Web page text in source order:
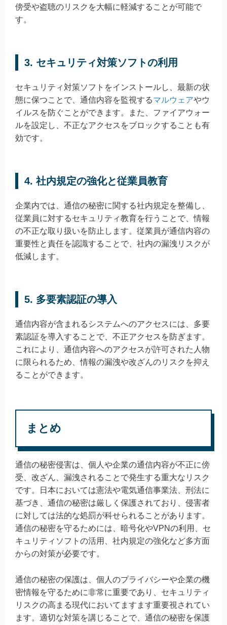
傍受や盗聴のリスクを大幅に軽減することが可能で
す。
3. セキュリティ対策ソフトの利用
セキュリティ対策ソフトをインストールし、最新の状
態に保つことで、通信内容を監視するマルウェアやウ
イルスを防ぐことができます。また、ファイアウォー
ルを設定し、不正なアクセスをブロックすることも有
効です。
4. 社内規定の強化と従業員教育
企業内では、通信の秘密に関する社内規定を整備し、
従業員に対するセキュリティ教育を行うことで、情報
の不正な取り扱いを防止します。従業員が通信内容の
重要性と責任を認識することで、社内の漏洩リスクが
低減します。
5. 多要素認証の導入
通信内容が含まれるシステムへのアクセスには、多要
素認証を導入することで、不正アクセスを防ぎます。
これにより、通信内容へのアクセスが許可された人物
に限られるため、情報の漏洩や改ざんのリスクを抑え
ることができます。
まとめ
通信の秘密侵害は、個人や企業の通信内容が不正に傍
受、改ざん、漏洩されることで発生する重大なリスク
です。日本においては憲法や電気通信事業法、刑法に
基づき、通信の秘密は厳しく保護されており、侵害者
に対しては法的な処罰が科せられることがあります。
通信の秘密を守るためには、暗号化やVPNの利用、セ
キュリティソフトの活用、社内規定の強化など多方面
からの対策が必要です。
通信の秘密の保護は、個人のプライバシーや企業の機
密情報を守るために非常に重要であり、セキュリティ
リスクの高まる現代においてますます重要視されてい
ます。適切な対策を講じることで、通信の秘密を保護